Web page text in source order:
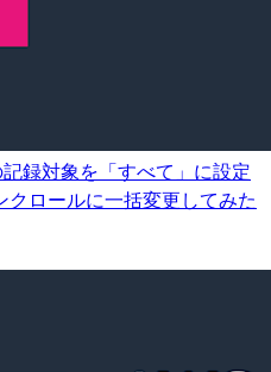
録対象を「すべて」に設定
ロールに一括変更してみた